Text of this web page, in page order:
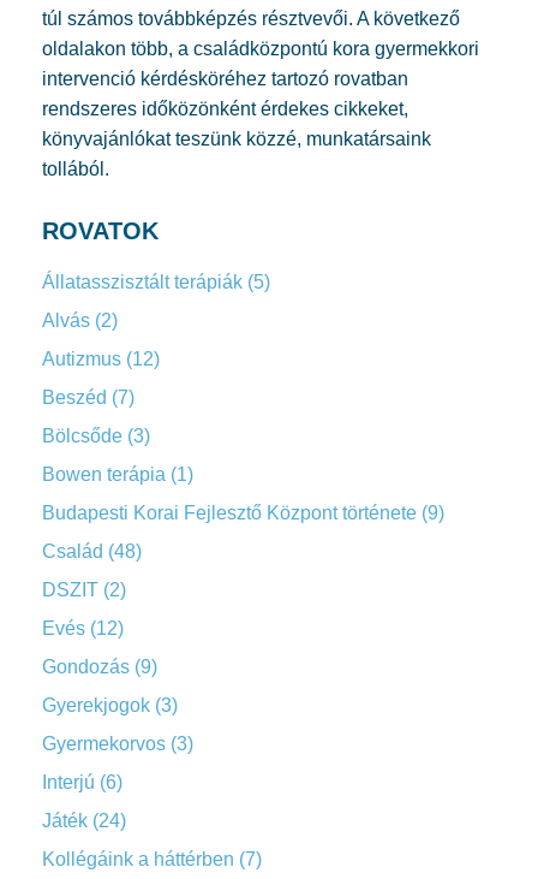
túl számos továbbképzés résztvevői. A következő
oldalakon több, a családközpontú kora gyermekkori
intervenció kérdésköréhez tartozó rovatban
rendszeres időközönként érdekes cikkeket,
könyvajánlókat teszünk közzé, munkatársaink
tollából.
ROVATOK
Állatasszisztált terápiák (5)
Alvás (2)
Autizmus (12)
Beszéd (7)
Bölcsőde (3)
Bowen terápia (1)
Budapesti Korai Fejlesztő Központ története (9)
Család (48)
DSZIT (2)
Evés (12)
Gondozás (9)
Gyerekjogok (3)
Gyermekorvos (3)
Interjú (6)
Játék (24)
Kollégáink a háttérben (7)